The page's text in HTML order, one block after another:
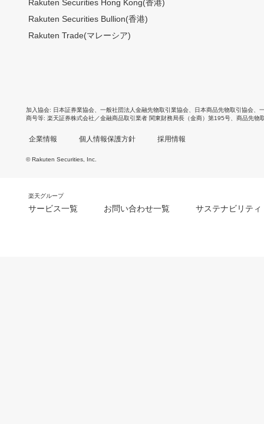
Rakuten Securities Hong Kong(香港)
Rakuten Securities Bullion(香港)
Rakuten Trade(マレーシア)
加入協会 日本証券業協会、 一般社団法人金融先物取引業協会、 日本商品先物取引協会、
商号等 楽天証券株式会社／金融商品取引業者 関東財務局長（金商）第195号、商品先物
企業情報 個人情報保護方針 採用情報
© Rakuten Securities, Inc.
楽天グループ
サービス一覧 お問い合わせ一覧 サステナビリティ